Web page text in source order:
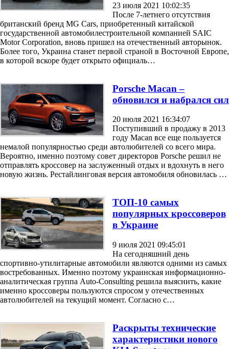
23 июля 2021 10:02:35
После 7-летнего отсутствия
британский бренд MG Cars, приобретенный китайской
государственной автомобилестроительной компанией SAIC
Motor Corporation, вновь пришел на отечественный авторынок.
Более того, Украина станет первой страной в Восточной Европе,
в которой вскоре будет открыто официаль…
Porsche Macan –
обновился и набрался сил
20 июля 2021 16:34:07
Поступивший в продажу в 2013
году Macan все еще пользуется
немалой популярностью среди автолюбителей со всего мира.
Вероятно, именно поэтому совет директоров Porsche решил не
отправлять кроссовер на заслуженный отдых и вдохнуть в него
новую жизнь. Рестайлинговая версия автомобиля обновилась …
ТОП-10 самых
популярных кроссоверов
в Украине
9 июля 2021 09:45:01
На сегодняшний день
спортивно-утилитарные автомобили являются одними из самых
востребованных. Именно поэтому украинская информационно-
аналитическая группа Auto-Consulting решила выяснить, какие
именно кроссоверы пользуются спросом у отечественных
автолюбителей на текущий момент. Согласно с…
Раскрыты технические
характеристики нового